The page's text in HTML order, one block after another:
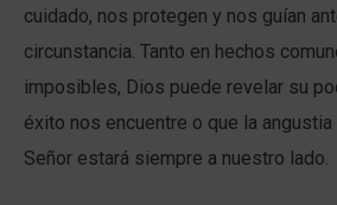
cuidado, nos protegen y nos guían
circunstancia. Tanto en hechos
imposibles, Dios puede revelar su
éxito nos encuentre o que la
Señor estará siempre a nuestro lado.